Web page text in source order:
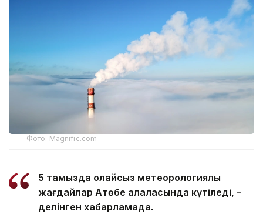
Фото: Magnific.com
5 тамызда қолайсыз метеорологиялық
жағдайлар Ақтөбе қалаласында күтіледі, –
делінген хабарламада.